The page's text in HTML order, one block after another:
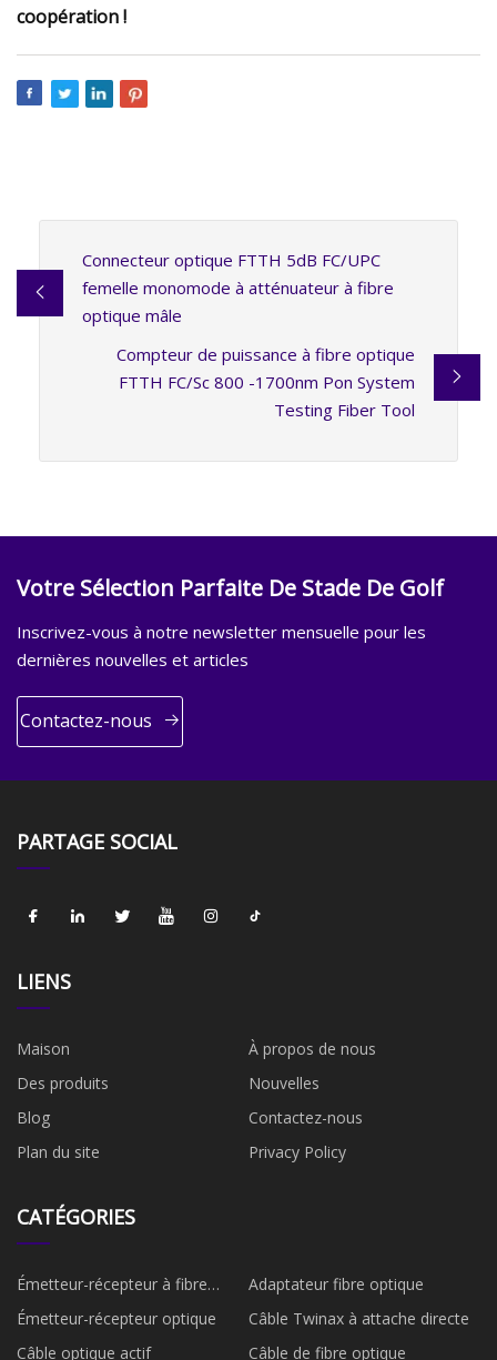
coopération !
Connecteur optique FTTH 5dB FC/UPC
femelle monomode à atténuateur à fibre
optique mâle
Compteur de puissance à fibre optique
FTTH FC/Sc 800 -1700nm Pon System
Testing Fiber Tool
Votre Sélection Parfaite De Stade De Golf
Inscrivez-vous à notre newsletter mensuelle pour les
dernières nouvelles et articles
Contactez-nous
PARTAGE SOCIAL
LIENS
Maison
À propos de nous
Des produits
Nouvelles
Blog
Contactez-nous
Plan du site
Privacy Policy
CATÉGORIES
Émetteur-récepteur à fibre
optique
Adaptateur fibre optique
Émetteur-récepteur optique
Câble Twinax à attache directe
Câble optique actif
Câble de fibre optique